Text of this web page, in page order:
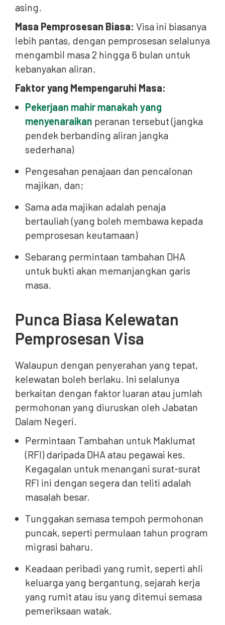
asing.
Masa Pemprosesan Biasa: Visa ini biasanya
lebih pantas, dengan pemprosesan selalunya
mengambil masa 2 hingga 6 bulan untuk
kebanyakan aliran.
Faktor yang Mempengaruhi Masa:
Pekerjaan mahir manakah yang
menyenaraikan peranan tersebut (jangka
pendek berbanding aliran jangka
sederhana)
Pengesahan penajaan dan pencalonan
majikan, dan;
Sama ada majikan adalah penaja
bertauliah (yang boleh membawa kepada
pemprosesan keutamaan)
Sebarang permintaan tambahan DHA
untuk bukti akan memanjangkan garis
masa.
Punca Biasa Kelewatan
Pemprosesan Visa
Walaupun dengan penyerahan yang tepat,
kelewatan boleh berlaku. Ini selalunya
berkaitan dengan faktor luaran atau jumlah
permohonan yang diuruskan oleh Jabatan
Dalam Negeri.
Permintaan Tambahan untuk Maklumat
(RFI) daripada DHA atau pegawai kes.
Kegagalan untuk menangani surat-surat
RFI ini dengan segera dan teliti adalah
masalah besar.
Tunggakan semasa tempoh permohonan
puncak, seperti permulaan tahun program
migrasi baharu.
Keadaan peribadi yang rumit, seperti ahli
keluarga yang bergantung, sejarah kerja
yang rumit atau isu yang ditemui semasa
pemeriksaan watak.